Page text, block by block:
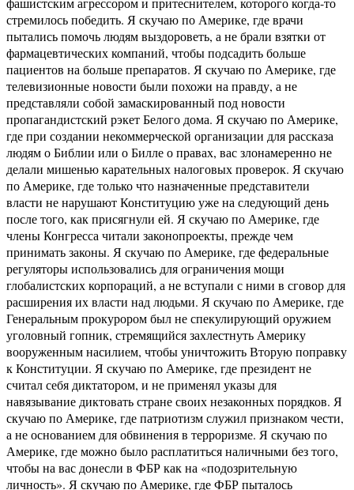
стремилось победить. Я скучаю по Америке, где врачи
пытались помочь людям выздороветь, а не брали взятки от
фармацевтических компаний, чтобы подсадить больше
пациентов на больше препаратов. Я скучаю по Америке, где
телевизионные новости были похожи на правду, а не
представляли собой замаскированный под новости
пропагандистский рэкет Белого дома. Я скучаю по Америке,
где при создании некоммерческой организации для рассказа
людям о Библии или о Билле о правах, вас злонамеренно не
делали мишенью карательных налоговых проверок. Я скучаю
по Америке, где только что назначенные представители
власти не нарушают Конституцию уже на следующий день
после того, как присягнули ей. Я скучаю по Америке, где
члены Конгресса читали законопроекты, прежде чем
принимать законы. Я скучаю по Америке, где федеральные
регуляторы использовались для ограничения мощи
глобалистских корпораций, а не вступали с ними в сговор для
расширения их власти над людьми. Я скучаю по Америке, где
Генеральным прокурором был не спекулирующий оружием
уголовный гопник, стремящийся захлестнуть Америку
вооруженным насилием, чтобы уничтожить Вторую поправку
к Конституции. Я скучаю по Америке, где президент не
считал себя диктатором, и не применял указы для
навязывание диктовать стране своих незаконных порядков. Я
скучаю по Америке, где патриотизм служил признаком чести,
а не основанием для обвинения в терроризме. Я скучаю по
Америке, где можно было расплатиться наличными без того,
чтобы на вас донесли в ФБР как на «подозрительную
личность». Я скучаю по Америке, где ФБР пыталось